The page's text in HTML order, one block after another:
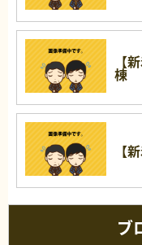
【
棟
【
ブ